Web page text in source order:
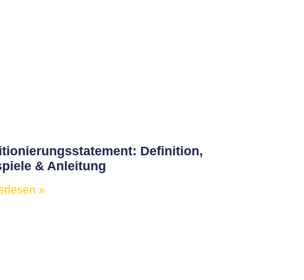
Definition,
& Anleitung
»